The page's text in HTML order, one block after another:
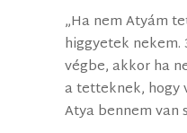
„Ha nem Atyám
higgyetek nekem.
végbe, akkor ha
a tetteknek, hogy
Atya bennem van